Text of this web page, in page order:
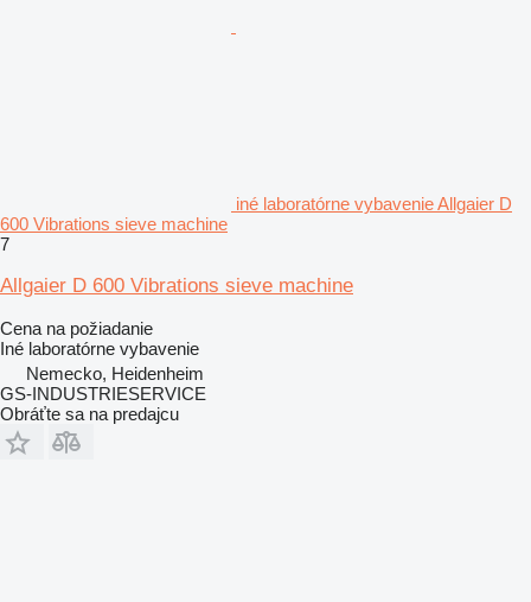
iné laboratórne vybavenie Allgaier D
600 Vibrations sieve machine
7
Allgaier D 600 Vibrations sieve machine
Cena na požiadanie
Iné laboratórne vybavenie
Nemecko, Heidenheim
GS-INDUSTRIESERVICE
Obráťte sa na predajcu